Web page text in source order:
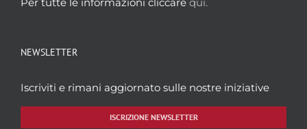
NEWSLETTER
Iscriviti e rimani aggiornato sulle nostre iniziative
ISCRIZIONE NEWSLETTER